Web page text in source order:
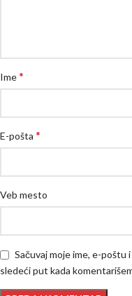
Ime*
E-pošta *
Veb mesto
Sačuvaj moje ime, e-poštu
sledeći put kada